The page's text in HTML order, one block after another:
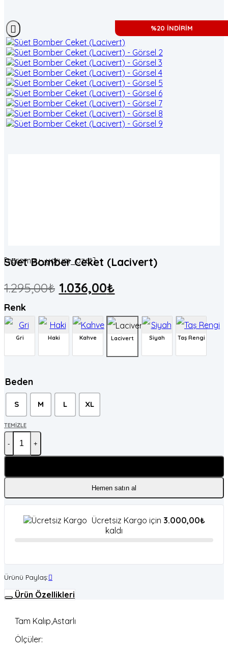
%20 İNDİRİM
[veramuu_yorum_ozet]
Süet Bomber Ceket (Lacivert)
1.295,00₺ 1.036,00₺
Renk
Gri Haki Kahve Lacivert Siyah Taş Rengi
Beden
S M L XL
TEMIZLE
Süet Bomber Ceket (Lacivert) adet
Hemen satın al
Ücretsiz Kargo için 3.000,00₺
kaldı
Ürünü Paylaş:
Ürün Özellikleri
Tam Kalıp,Astarlı
Ölçüler: